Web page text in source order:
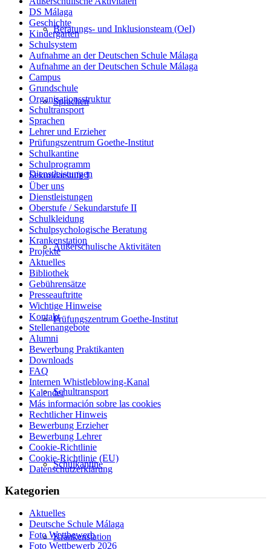
Beratungs- und Inklusionsteam (OeI)
Sprachen
Dienstleistungen
Außerschulische Aktivitäten
Prüfungszentrum Goethe-Institut
Schultransport
Schulkantine
Krankenstation
DS Málaga
Geschichte
Kindergarten
Schulsystem
Aufnahme an der Deutschen Schule Málaga
Aufnahme an der Deutschen Schule Málaga
Campus
Grundschule
Organisationsstruktur
Schultransport
Sprachen
Lehrer und Erzieher
Prüfungszentrum Goethe-Institut
Schulkantine
Schulprogramm
Sekundarstufe I
Über uns
Dienstleistungen
Oberstufe / Sekundarstufe II
Schulkleidung
Schulpsychologische Beratung
Krankenstation
Projekte
Aktuelles
Bibliothek
Gebührensätze
Presseauftritte
Wichtige Hinweise
Kontakt
Stellenangebote
Alumni
Bewerbung Praktikanten
Downloads
FAQ
Internen Whistleblowing-Kanal
Kalender
Más información sobre las cookies
Rechtlicher Hinweis
Bewerbung Erzieher
Bewerbung Lehrer
Cookie-Richtlinie
Cookie-Richtlinie (EU)
Datenschutzerklärung
Kategorien
Aktuelles
Deutsche Schule Málaga
Foto Wettbewerb
Foto Wettbewerb 2026